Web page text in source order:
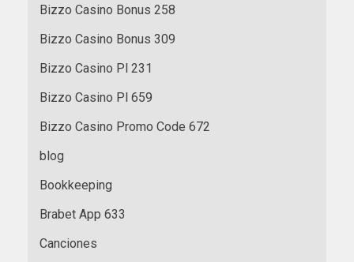
Bizzo Casino Bonus 258
Bizzo Casino Bonus 309
Bizzo Casino Pl 231
Bizzo Casino Pl 659
Bizzo Casino Promo Code 672
blog
Bookkeeping
Brabet App 633
Canciones